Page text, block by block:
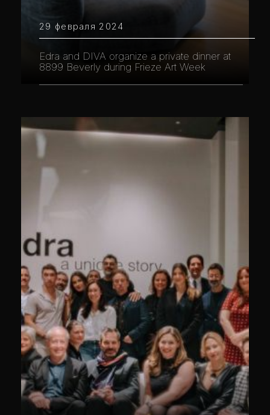
29 февраля 2024
Edra and DIVA organize a private dinner at
8899 Beverly during Frieze Art Week